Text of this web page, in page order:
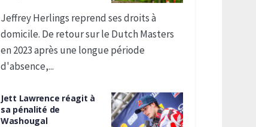
Jeffrey Herlings reprend ses droits à
domicile. De retour sur le Dutch Masters
en 2023 après une longue période
d'absence,...
Jett Lawrence réagit à
sa pénalité de
Washougal